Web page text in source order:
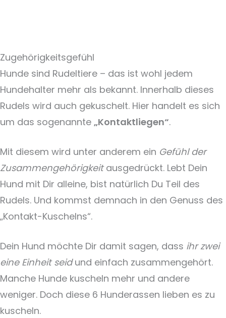
Zugehörigkeitsgefühl
Hunde sind Rudeltiere – das ist wohl jedem
Hundehalter mehr als bekannt. Innerhalb dieses
Rudels wird auch gekuschelt. Hier handelt es sich
um das sogenannte „Kontaktliegen“.
Mit diesem wird unter anderem ein Gefühl der
Zusammengehörigkeitausgedrückt. Lebt Dein
Hund mit Dir alleine, bist natürlich Du Teil des
Rudels. Und kommst demnach in den Genuss des
„Kontakt-Kuschelns“.
Dein Hund möchte Dir damit sagen, dass ihr zwei
eine Einheit seidund einfach zusammengehört.
Manche Hunde kuscheln mehr und andere
weniger. Doch diese 6 Hunderassen lieben es zu
kuscheln.